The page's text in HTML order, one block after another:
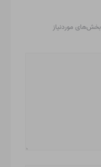
بخش‌های موردنیاز